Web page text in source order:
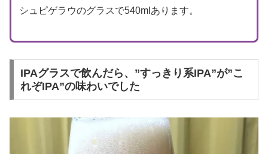
シュピゲラウのグラスで540mlあります。
IPAグラスで飲んだら、”すっきり系IPA”が”こ
れぞIPA”の味わいでした